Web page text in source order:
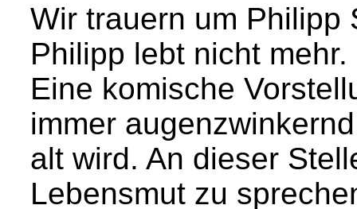
Wir trauern um Philipp
Philipp lebt nicht mehr.
Eine komische
immer
alt wird. An dieser
Lebensmut zu